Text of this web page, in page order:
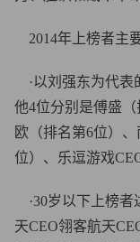
2014年上榜者主
·以刘强东为代表
他4位分别是傅盛
欧（排名第6位）
位）、乐逗游戏
·30岁以下上榜者
天CEO翎客航天